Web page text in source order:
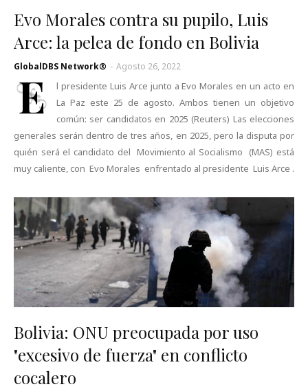
Evo Morales contra su pupilo, Luis
Arce: la pelea de fondo en Bolivia
GlobalDBS Network® - Agosto 26, 2022
E
l presidente Luis Arce junto a Evo Morales en un acto en
La Paz este 25 de agosto. Ambos tienen un objetivo
común: ser candidatos en 2025 (Reuters) Las elecciones
generales serán dentro de tres años, en 2025, pero la disputa por
quién será el candidato del Movimiento al Socialismo (MAS) está
muy caliente, con Evo Morales enfrentado al presidente Luis Arce .
Bolivia: ONU preocupada por uso
"excesivo de fuerza" en conflicto
cocalero